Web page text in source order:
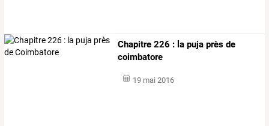
Chapitre 226 : la puja près de
coimbatore
19 mai 2016